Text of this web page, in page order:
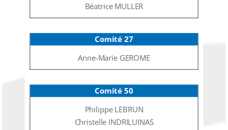
Béatrice MULLER
Comité 27
Anne-Marie GEROME
Comité 50
Philippe LEBRUN
Christelle INDRILUINAS